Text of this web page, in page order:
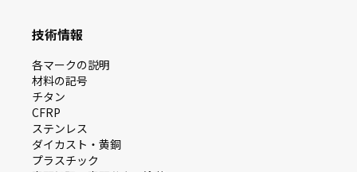
技術情報
各マークの説明
材料の記号
チタン
CFRP
ステンレス
ダイカスト・⻩銅
プラスチック